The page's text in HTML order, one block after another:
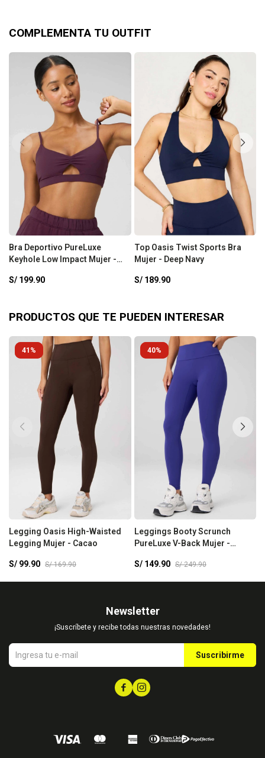
COMPLEMENTA TU OUTFIT
Bra Deportivo PureLuxe
Keyhole Low Impact Mujer -
S/ 199.90
Top Oasis Twist Sports Bra
Mujer - Deep Navy
S/ 189.90
PRODUCTOS QUE TE PUEDEN INTERESAR
41
Legging Oasis High-Waisted
Legging Mujer - Cacao
S/ 99.90 S/ 169.90
40
Leggings Booty Scrunch
PureLuxe V-Back Mujer -
S/ 149.90 S/ 249.90
Newsletter
¡Suscríbete y recibe todas nuestras novedades!
Suscribirme
 